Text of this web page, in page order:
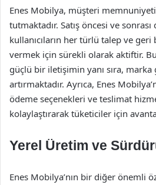
Enes Mobilya, müşteri
tutmaktadır. Satış öncesi ve
kullanıcıların her türlü talep ve
vermek için sürekli olarak aktiftir.
güçlü bir iletişimin yanı sıra,
artırmaktadır. Ayrıca, Enes
ödeme seçenekleri ve teslimat
kolaylaştırarak tüketiciler için
Yerel Üretim ve
Enes Mobilya’nın bir diğer önemli